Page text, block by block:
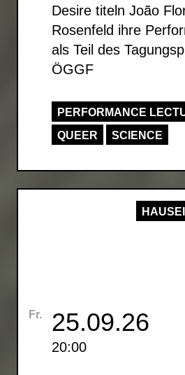
Desire titeln João
Rosenfeld ihre
als Teil des
ÖGGF
PERFORMANCE
QUEER
SCIENCE
Fr. 25.09.26
20:00